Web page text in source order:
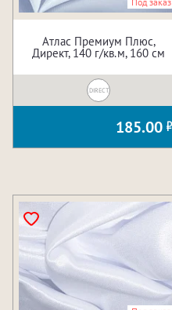
Атлас Премиум Плюс,
Директ, 140 г/кв.м, 160 см
DIRECT
185.00